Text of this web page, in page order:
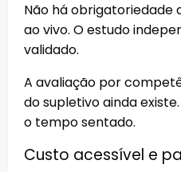
Não há obrigatoriedade
ao vivo. O estudo
validado.
A avaliação por
do supletivo ainda
o tempo sentado.
Custo acessível e